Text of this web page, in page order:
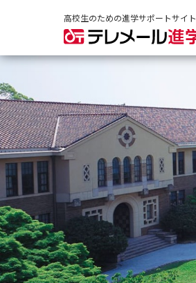
高校生のための進学サポートサイト